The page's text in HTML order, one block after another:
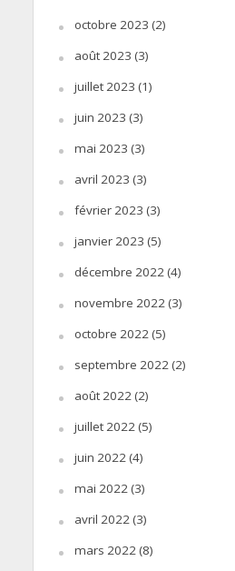
octobre 2023 (2)
août 2023 (3)
juillet 2023 (1)
juin 2023 (3)
mai 2023 (3)
avril 2023 (3)
février 2023 (3)
janvier 2023 (5)
décembre 2022(4)
novembre 2022(3)
octobre 2022(5)
septembre 2022(2)
août 2022(2)
juillet 2022(5)
juin 2022(4)
mai 2022(3)
avril 2022(3)
mars 2022(8)